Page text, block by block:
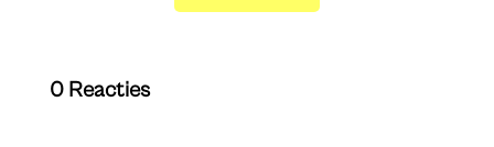
0 Reacties